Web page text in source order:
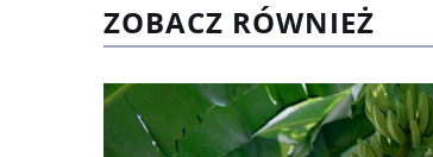
ZOBACZ RÓWNIEŻ